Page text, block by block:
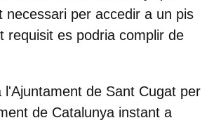
per accedir a un pis
requisit es podria complir de
de Sant Cugat per
de Catalunya instant a